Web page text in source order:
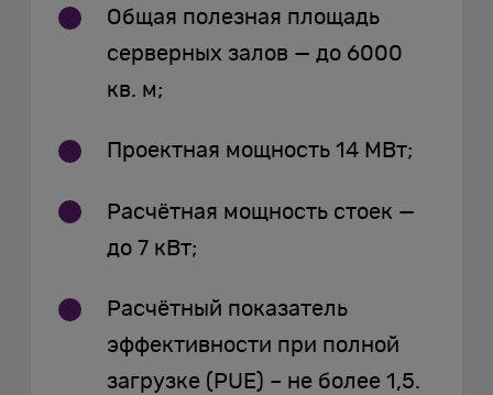
Общая полезная площадь
серверных залов — до 6000
кв. м;
Проектная мощность 14 МВт;
Расчётная мощность стоек —
до 7 кВт;
Расчётный показатель
эффективности при полной
загрузке (PUE) – не более 1,5.